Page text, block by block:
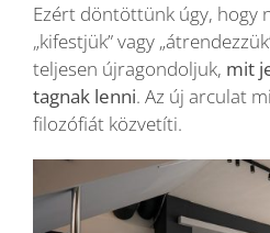
Ezért döntöttünk úgy, hogy
„kifestjük” vagy
teljesen újragondoljuk, mit
tagnak lenni. Az új arculat
filozófiát közvetíti.